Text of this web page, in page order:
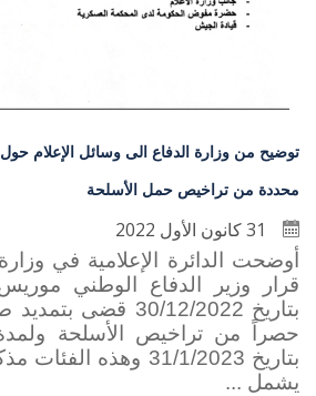
توضيح من وزارة الدفاع الى وسائل الإعلام
محددة من تراخيص حمل الأسلحة
أوضحت الدائرة الإعلامية في
قرار وزير الدفاع الوطني
بتاريخ 30/12/2022
حصراً من تراخيص الأسلحة
بتاريخ 31/1/2023 وهذه
يشمل ...